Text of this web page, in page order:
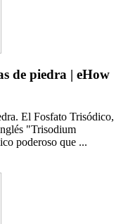
de piedra | eHow
El Fosfato Trisódico,
"Trisodium
poderoso que ...